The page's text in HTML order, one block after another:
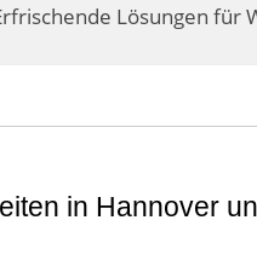
Lösungen für
in Hannover